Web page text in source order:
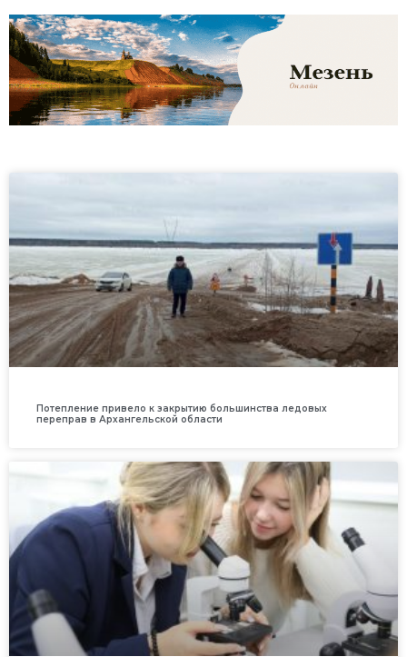
Потепление привело к закрытию большинства ледовых
переправ в Архангельской области